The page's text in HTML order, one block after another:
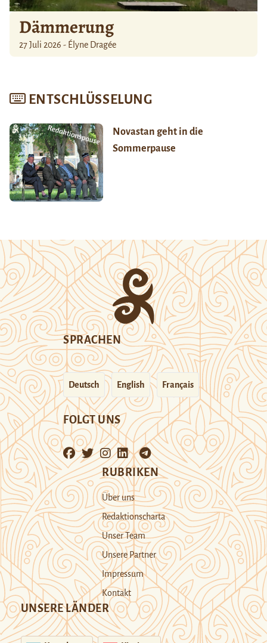
Dämmerung
27 Juli 2026 - Élyne Dragée
ENTSCHLÜSSELUNG
Novastan geht in die
Sommerpause
SPRACHEN
Deutsch English Français
FOLGT UNS
RUBRIKEN
Über uns
Redaktionscharta
Unser Team
Unsere Partner
Impressum
Kontakt
UNSERE LÄNDER